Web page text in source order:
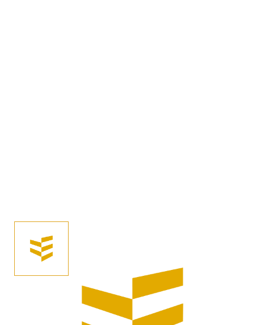
Gethermonificeerd Ayous, ook bekend als
Thermowood of Thermo Ayous, is een duurzame keuze
voor gevelbekleding. De enkel rhombus gevelbekleding